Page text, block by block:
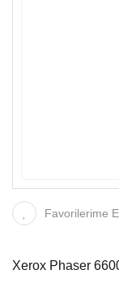
Favorilerime
Xerox Phaser